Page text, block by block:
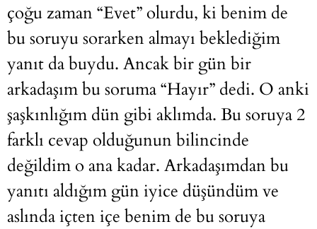
çoğu zaman “Evet” olurdu, ki benim de
bu soruyu sorarken almayı beklediğim
yanıt da buydu. Ancak bir gün bir
arkadaşım bu soruma “Hayır” dedi. O anki
şaşkınlığım dün gibi aklımda. Bu soruya 2
farklı cevap olduğunun bilincinde
değildim o ana kadar. Arkadaşımdan bu
yanıtı aldığım gün iyice düşündüm ve
aslında içten içe benim de bu soruya